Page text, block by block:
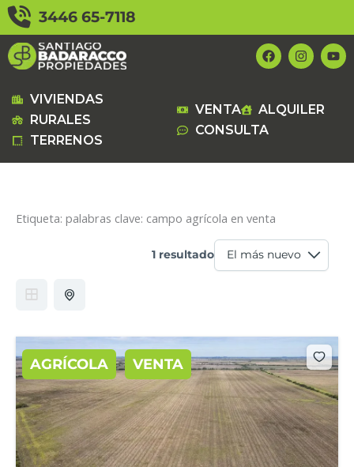
contenido
3446 65-7118
F
a
c
o
k
I
n
s
g
Y
o
u
VIVIENDAS
RURALES
TERRENOS
VENTA
ALQUILER
CONSULTA
Etiqueta: palabras clave: campo agrícola en venta
1 resultado
AGRÍCOLA VENTA